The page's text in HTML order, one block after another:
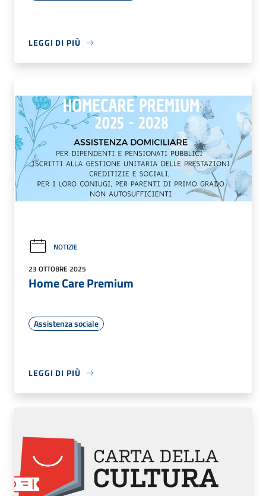
LEGGI DI PIÙ
NOTIZIE
23 OTTOBRE 2025
Home Care Premium
Assistenza sociale
LEGGI DI PIÙ